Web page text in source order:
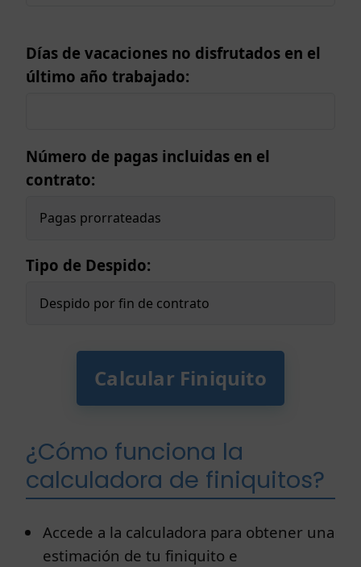
Días de vacaciones no disfrutados en el
último año trabajado:
Número de pagas incluidas en el
contrato:
Tipo de Despido:
¿Cómo funciona la
calculadora de finiquitos?
Accede a la calculadora para obtener una
estimación de tu finiquito e